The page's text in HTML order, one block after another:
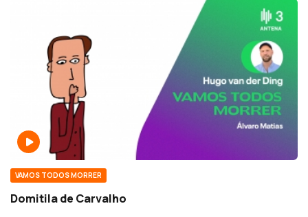
VAMOS TODOS MORRER
Domitila de Carvalho